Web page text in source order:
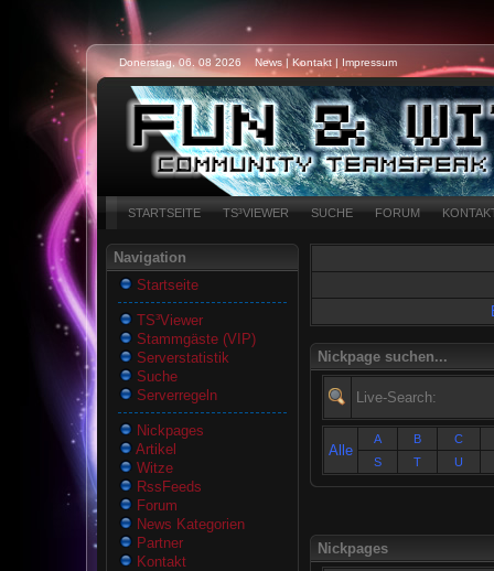
Donerstag, 06. 08 2026 News |Kontakt | Impressum
STARTSEITE TS³VIEWER SUCHE FORUM
Navigation
Startseite
TS³Viewer
Stammgäste (VIP)
Serverstatistik
Suche
Serverregeln
Nickpages
Artikel
Witze
RssFeeds
Forum
News Kategorien
Partner
Kontakt
Nickpage suchen...
Live-Search:
Alle
A B
C
S
T U
Nickpages